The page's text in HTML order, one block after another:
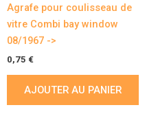
Agrafe pour coulisseau de
vitre Combi bay window
08/1967 ->
0,75 €
AJOUTER AU PANIER